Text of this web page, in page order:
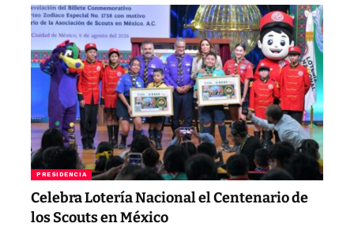
PRESIDENCIA
Celebra Lotería Nacional el Centenario de
los Scouts en México